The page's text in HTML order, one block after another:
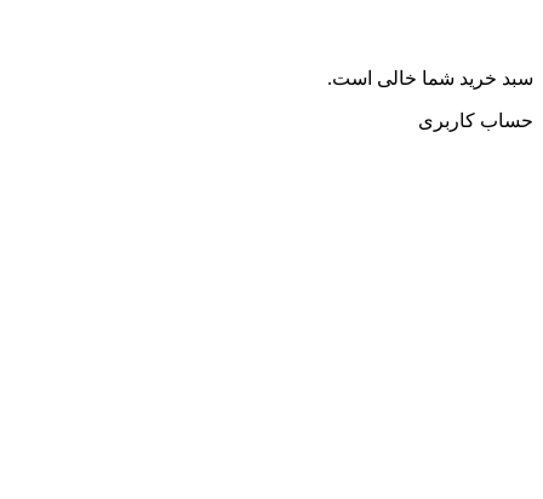
سبد خرید شما خالی است.
حساب کاربری